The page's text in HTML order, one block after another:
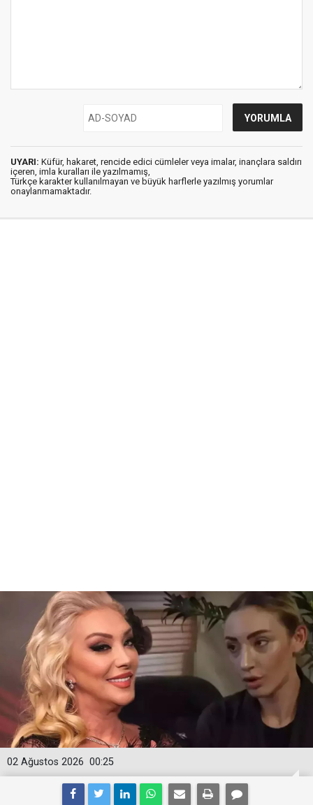
UYARI: Küfür, hakaret, rencide edici cümleler veya imalar, inançlara saldırı
içeren, imla kuralları ile yazılmamış,
Türkçe karakter kullanılmayan ve büyük harflerle yazılmış yorumlar
onaylanmamaktadır.
00:25
02 Ağustos 2026